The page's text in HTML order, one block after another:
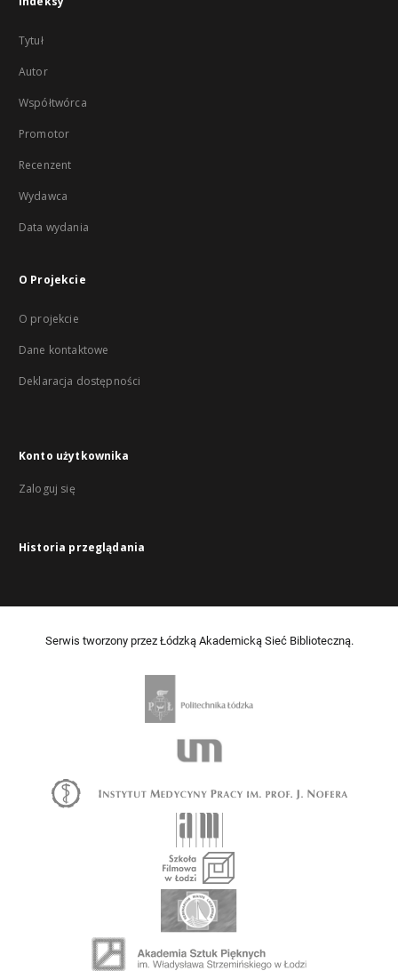
Tytuł
Autor
Współtwórca
Promotor
Recenzent
Wydawca
Data wydania
O Projekcie
O projekcie
Dane kontaktowe
Deklaracja dostępności
Konto użytkownika
Zaloguj się
Historia przeglądania
Serwis tworzony przez Łódzką Akademicką Sieć Biblioteczną.